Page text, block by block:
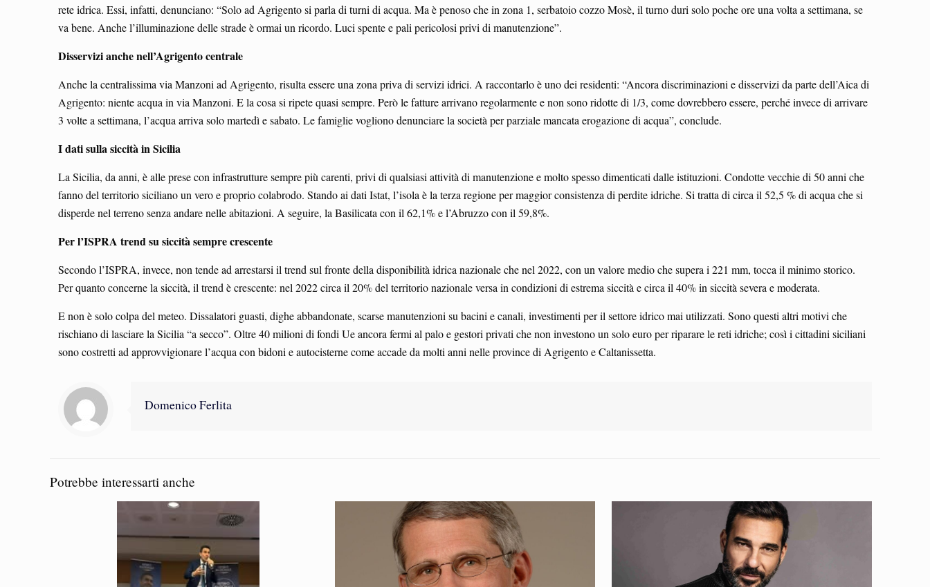
rete idrica. Essi, infatti, denunciano: “Solo ad Agrigento si parla di turni di acqua. Ma è penoso che in zona 1, serbatoio cozzo Mosè, il turno duri solo poche ore una volta a settimana, se
va bene. Anche l’illuminazione delle strade è ormai un ricordo. Luci spente e pali pericolosi privi di manutenzione”.
Disservizi anche nell’Agrigento centrale
Anche la centralissima via Manzoni ad Agrigento, risulta essere una zona priva di servizi idrici. A raccontarlo è uno dei residenti: “Ancora discriminazioni e disservizi da parte dell’Aica di
Agrigento: niente acqua in via Manzoni. E la cosa si ripete quasi sempre. Però le fatture arrivano regolarmente e non sono ridotte di 1/3, come dovrebbero essere, perché invece di arrivare
3 volte a settimana, l’acqua arriva solo martedì e sabato. Le famiglie vogliono denunciare la società per parziale mancata erogazione di acqua”, conclude.
I dati sulla siccità in Sicilia
La Sicilia, da anni, è alle prese con infrastrutture sempre più carenti, privi di qualsiasi attività di manutenzione e molto spesso dimenticati dalle istituzioni. Condotte vecchie di 50 anni che
fanno del territorio siciliano un vero e proprio colabrodo. Stando ai dati Istat, l’isola è la terza regione per maggior consistenza di perdite idriche. Si tratta di circa il 52,5 % di acqua che si
disperde nel terreno senza andare nelle abitazioni. A seguire, la Basilicata con il 62,1% e l’Abruzzo con il 59,8%.
Per l’ISPRA trend su siccità sempre crescente
Secondo l’ISPRA, invece, non tende ad arrestarsi il trend sul fronte della disponibilità idrica nazionale che nel 2022, con un valore medio che supera i 221 mm, tocca il minimo storico.
Per quanto concerne la siccità, il trend è crescente: nel 2022 circa il 20% del territorio nazionale versa in condizioni di estrema siccità e circa il 40% in siccità severa e moderata.
E non è solo colpa del meteo. Dissalatori guasti, dighe abbandonate, scarse manutenzioni su bacini e canali, investimenti per il settore idrico mai utilizzati. Sono questi altri motivi che
rischiano di lasciare la Sicilia “a secco”. Oltre 40 milioni di fondi Ue ancora fermi al palo e gestori privati che non investono un solo euro per riparare le reti idriche; così i cittadini siciliani
sono costretti ad approvvigionare l’acqua con bidoni e autocisterne come accade da molti anni nelle province di Agrigento e Caltanissetta.
Domenico Ferlita
Potrebbe interessarti anche